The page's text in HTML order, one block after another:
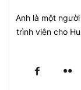
Anh là một
trình viên cho